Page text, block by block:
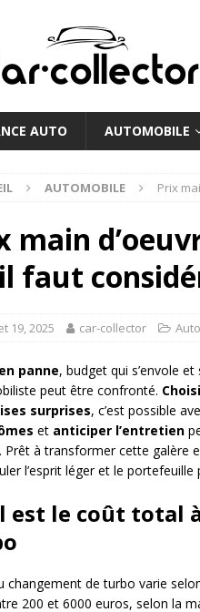
AUTO AUTOMOBILE
AUTOMOBILE Prix
main
faut
19, 2025 car-collector
panne, budget qui s’envole
peut être confronté.
surprises, c’est possible
et anticiper l’entretien
Prêt à transformer cette galère
l’esprit léger et le portefeuille
est le coût total
changement de turbo varie
200 et 6000 euros, selon la